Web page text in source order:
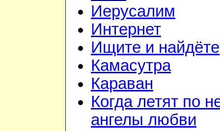
Иерусалим
Интернет
Ищите и найдёте
Камасутра
Караван
Когда летят по
ангелы любви